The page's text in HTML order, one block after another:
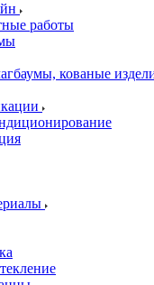
работы
кованые